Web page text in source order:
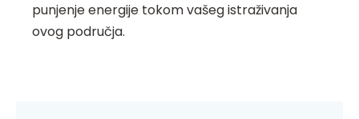
punjenje energije tokom vašeg istraživanja
ovog područja.